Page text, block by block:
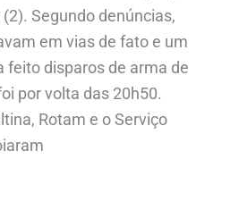
Segundo denúncias,
em vias de fato e um
feito disparos de arma de
por volta das 20h50.
Rotam e o Serviço